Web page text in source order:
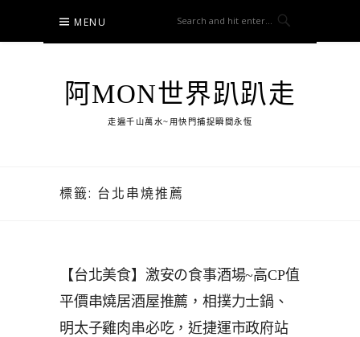
content
MENU
阿MON世界趴趴走
走遍千山萬水~用快門捕捉瞬間永恆
標籤: 台北串燒推薦
【台北美食】激安の食事酒場~高CP值
平價串燒居酒屋推薦，相撲力士鍋、
明太子雞肉串必吃，近捷運市政府站